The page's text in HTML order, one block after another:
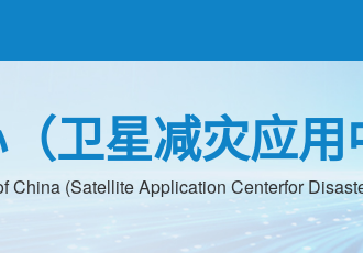
卫星减灾应用
China (Satellite Application Centerfor